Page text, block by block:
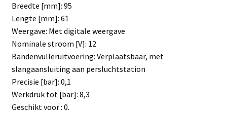
Breedte [mm]: 95
Lengte [mm]: 61
Weergave: Met digitale weergave
Nominale stroom [V]: 12
Bandenvulleruitvoering: Verplaatsbaar, met
slangaansluiting aan persluchtstation
Precisie [bar]: 0,1
Werkdruk tot [bar]: 8,3
Geschikt voor : 0.